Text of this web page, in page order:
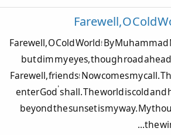
Farewell, O Cold World! By
but dim my eyes, though road
Farewell, friends! Now comes my call.
enter God’s hall. The world is cold
beyond the sunset is my way. My
the